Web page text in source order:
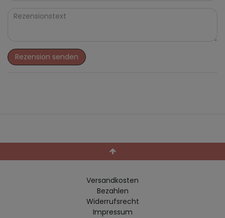
Rezension senden
Versandkosten
Bezahlen
Widerrufs­recht
Impressum